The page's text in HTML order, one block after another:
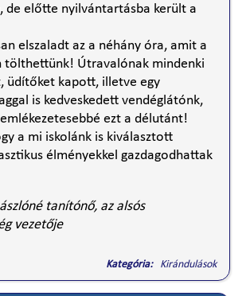
de előtte nyilvántartásba került a
elszaladt az a néhány óra, amit a
tölthettünk! Útravalónak mindenki
üdítőket kapott, illetve egy
is kedveskedett vendéglátónk,
ezt a délutánt!
a mi iskolánk is kiválasztott
élményekkel gazdagodhattak
tanítónő, az alsós
vezetője
Kategória: Kirándulások